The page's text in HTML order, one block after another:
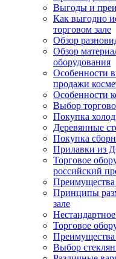
Выгоды и
Как выгодно
торговом зале
Обзор
Обзор
оборудования
Особенности
продажи
Особенности
Выбор
Покупка
Деревянные
Покупка
Прилавки из
Торговое
российский
Преимущества
Принципы
зале
Торговое
Выбор